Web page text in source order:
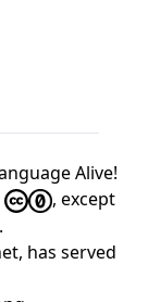
Alive!
, except
.
has served